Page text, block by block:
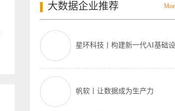
大数据企业推荐
星环科技丨构建新一代AI基础设
帆软丨让数据成为生产力